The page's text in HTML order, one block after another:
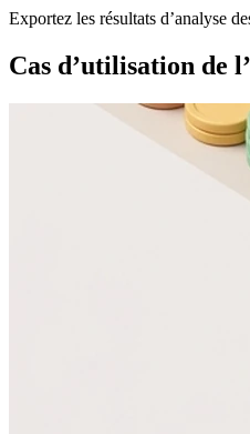
Exportez les résultats d’analyse
Cas d’utilisation de